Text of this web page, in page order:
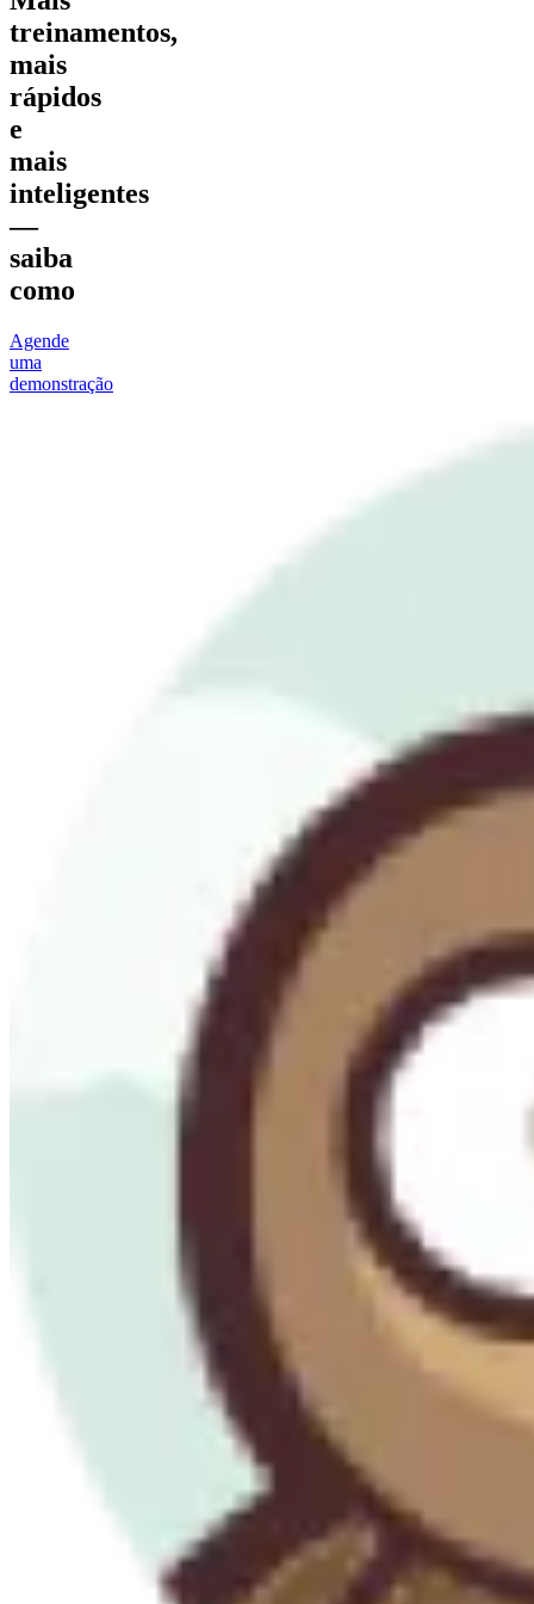
treinamentos,
mais
rápidos
e
mais
inteligentes
—
saiba
como
Agende
uma
demonstração